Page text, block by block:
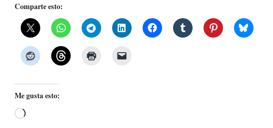
Comparte esto:
Me gusta esto:
Cargando...